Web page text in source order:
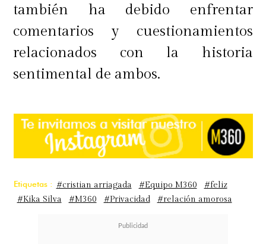
también ha debido enfrentar
comentarios y cuestionamientos
relacionados con la historia
sentimental de ambos.
Etiquetas : #cristian arriagada #Equipo M360
#feliz
#Kika Silva
#M360 #Privacidad #relación amorosa